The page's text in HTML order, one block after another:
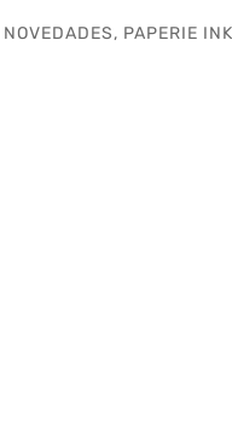
NOVEDADES, PAPERIE INK